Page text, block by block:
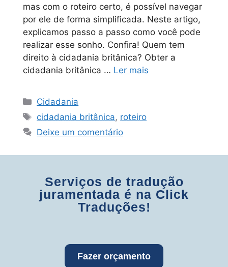
mas com o roteiro certo, é possível navegar
por ele de forma simplificada. Neste artigo,
explicamos passo a passo como você pode
realizar esse sonho. Confira! Quem tem
direito à cidadania britânica? Obter a
cidadania britânica … Ler mais
Cidadania
cidadania britânica, roteiro
Deixe um comentário
Serviços de tradução
juramentada é na Click
Traduções!
Fazer orçamento